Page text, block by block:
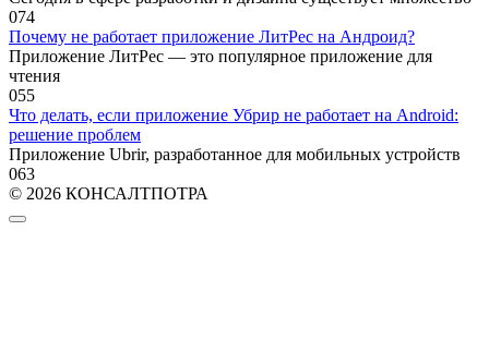
074
Почему не работает приложение ЛитРес на Андроид?
Приложение ЛитРес — это популярное приложение для
чтения
055
Что делать, если приложение Убрир не работает на Android:
решение проблем
Приложение Ubrir, разработанное для мобильных устройств
063
© 2026 КОНСАЛТПОТРА